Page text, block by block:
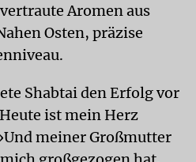
Aromen aus
Osten, präzise
Shabtai den Erfolg vor
ist mein Herz
meiner Großmutter